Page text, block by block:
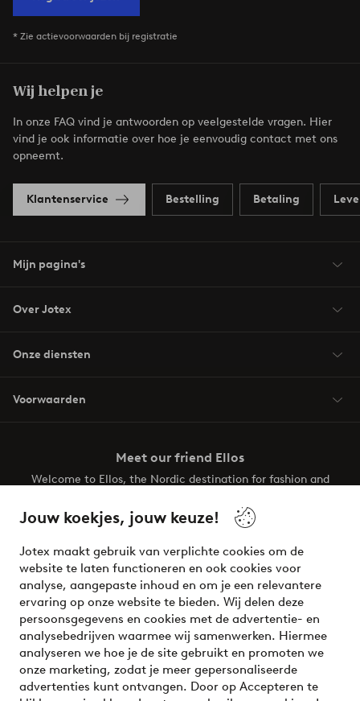
Jouw koekjes, jouw keuze!
Jotex maakt gebruik van verplichte cookies om de
website te laten functioneren en ook cookies voor
analyse, aangepaste inhoud en om je een relevantere
ervaring op onze website te bieden. Wij delen deze
persoonsgegevens en cookies met de advertentie- en
analysebedrijven waarmee wij samenwerken. Hiermee
analyseren we hoe je de site gebruikt en promoten we
onze marketing, zodat je meer gepersonaliseerde
advertenties kunt ontvangen. Door op Accepteren te
* Zie actievoorwaarden bij registratie
Wij helpen je
In onze FAQ vind je antwoorden op veelgestelde vragen. Hier
vind je ook informatie over hoe je eenvoudig contact met ons
opneemt.
Klantenservice Bestelling Betaling
Mijn pagina's
Over Jotex
Onze diensten
Voorwaarden
Meet our friend Ellos
Welcome to Ellos, the Nordic destination for fashion and
your wardrobe. Your next inspiring look is here!
Veilig betalen - Nu betalen of opsplitsen
Wil je meer weten over onze betaalopties?